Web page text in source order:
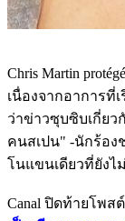
Chris Martin
เนื่องจากอาการที่เ
ว่าข่าวซุบซิบเกี่ยว
คนสเปน" -นักร้อง
โนแขนเดียวที่ยังไ
Canal ปิดท้ายโพส